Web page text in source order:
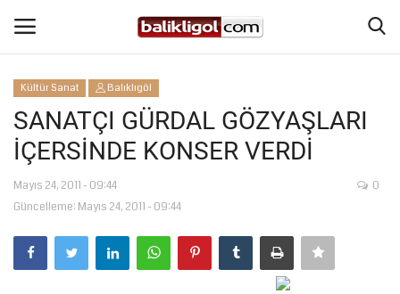
Giriş Yap
Anasayfa
Köşe Yazıları
Şanlıurfa
Kültür Sanat Balıklıgöl
SANATÇI GÜRDAL GÖZYAŞLARI
İÇERSİNDE KONSER VERDİ
Mayıs 24, 2011 - 09:44
Güncelleme: Mayıs 24, 2011 - 09:44
0